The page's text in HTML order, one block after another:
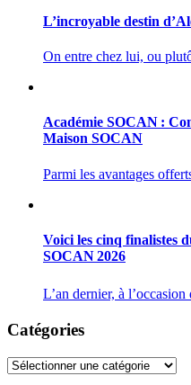
L’incroyable destin
On entre chez lui, ou
Académie SOCAN :
Maison SOCAN
Parmi les avantages
Voici les cinq finalistes
SOCAN 2026
L’an dernier, à
Catégories
Catégories